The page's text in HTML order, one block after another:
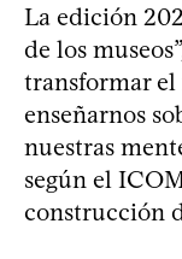
La edición
de los
transformar el
enseñarnos
nuestras
según el
construcción